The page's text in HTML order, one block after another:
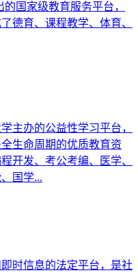
国家级教育服务平台，
德育、课程教学、体育、
主办的公益性学习平台，
生命周期的优质教育资
开发、考公考编、医学、
国学...
时信息的法定平台，是社